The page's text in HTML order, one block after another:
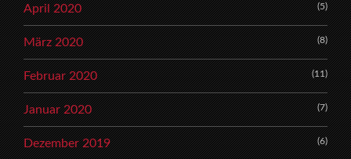
April 2020 (5)
März 2020 (8)
Februar 2020 (11)
Januar 2020 (7)
Dezember 2019 (6)